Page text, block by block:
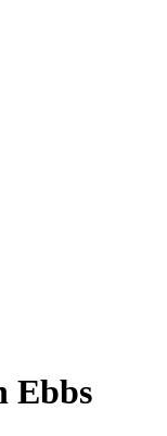
Ebbs